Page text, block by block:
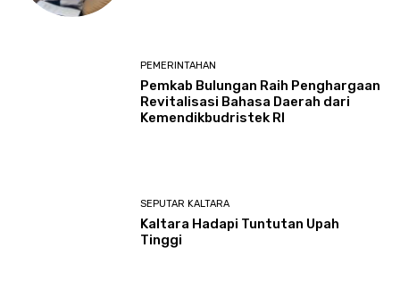
PEMERINTAHAN
Pemkab Bulungan Raih Penghargaan
Revitalisasi Bahasa Daerah dari
Kemendikbudristek RI
SEPUTAR KALTARA
Kaltara Hadapi Tuntutan Upah
Tinggi